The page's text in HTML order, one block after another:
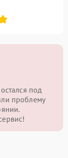
под
проблему